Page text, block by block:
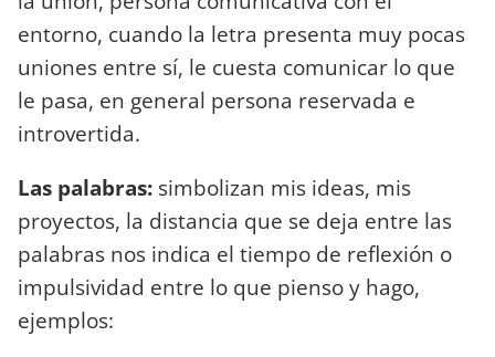
entorno, cuando la letra presenta muy pocas
uniones entre sí, le cuesta comunicar lo que
le pasa, en general persona reservada e
introvertida.
Las palabras: simbolizan mis ideas, mis
proyectos, la distancia que se deja entre las
palabras nos indica el tiempo de reflexión o
impulsividad entre lo que pienso y hago,
ejemplos: